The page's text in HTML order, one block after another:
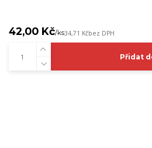
42,00 Kč/ks34,71 Kčbez DPH
Přidat